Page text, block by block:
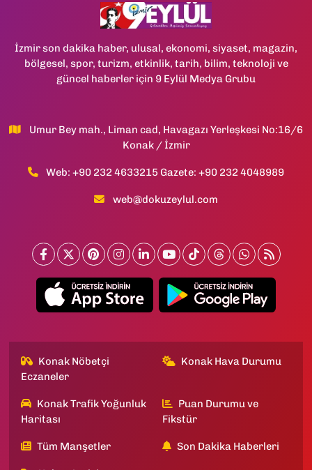
İzmir son dakika haber, ulusal, ekonomi, siyaset, magazin,
bölgesel, spor, turizm, etkinlik, tarih, bilim, teknoloji ve
güncel haberler için 9 Eylül Medya Grubu
Umur Bey mah., Liman cad, Havagazı Yerleşkesi No:16/6
Konak / İzmir
Web: +90 232 4633215 Gazete: +90 232 4048989
web@dokuzeylul.com
Konak Nöbetçi
Eczaneler
Konak Hava Durumu
Konak Trafik Yoğunluk
Haritası
Puan Durumu ve
Fikstür
Tüm Manşetler Son Dakika Haberleri